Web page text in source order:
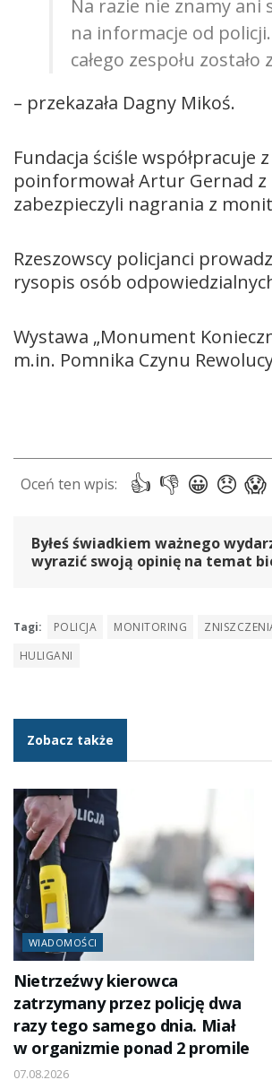
Na razie nie znamy ani
na informacje od
całego zespołu
– przekazała Dagny Mikoś.
Fundacja ściśle współpracuje
poinformował Artur Gernad z
zabezpieczyli nagrania z
Rzeszowscy policjanci
rysopis osób
Wystawa „Monument
m.in. Pomnika Czynu
Byłeś świadkiem ważnego
wyrazić swoją opinię na temat
Tagi: POLICJA MONITORING
HULIGANI
Zobacz także
WIADOMOŚCI
Nietrzeźwy kierowca
zatrzymany przez policję dwa
razy tego samego dnia. Miał
w organizmie ponad 2 promile
07.08.2026